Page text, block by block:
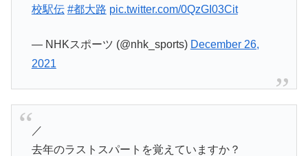
校駅伝 #都大路 pic.twitter.com/0QzGI03Cit
— NHKスポーツ (@nhk_sports) December 26,
2021
／
去年のラストスパートを覚えていますか？